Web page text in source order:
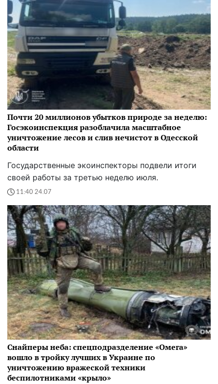
Почти 20 миллионов убытков природе за неделю:
Госэкоинспекция разоблачила масштабное
уничтожение лесов и слив нечистот в Одесской
области
Государственные экоинспекторы подвели итоги
своей работы за третью неделю июля.
11:40 24.07
Снайперы неба: спецподразделение «Омега»
вошло в тройку лучших в Украине по
уничтожению вражеской техники
беспилотниками «крыло»